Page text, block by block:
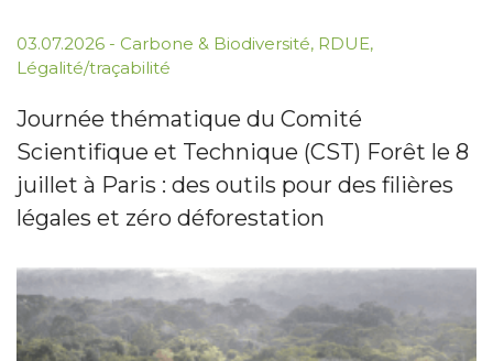
03.07.2026 - Carbone & Biodiversité, RDUE,
Légalité/traçabilité
Journée thématique du Comité
Scientifique et Technique (CST) Forêt le 8
juillet à Paris : des outils pour des filières
légales et zéro déforestation